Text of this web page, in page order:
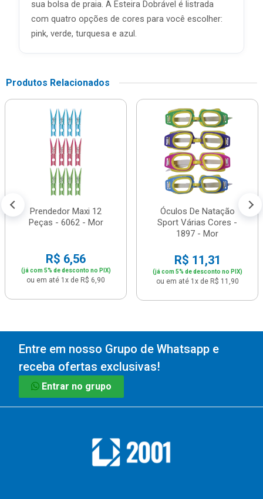
sua bolsa de praia. A Esteira Dobrável é listrada
com quatro opções de cores para você escolher:
pink, verde, turquesa e azul.
Produtos Relacionados
Prendedor Maxi 12
Peças - 6062 - Mor
R$ 6,56
(já com 5% de desconto no PIX)
ou em até 1x de R$ 6,90
Óculos De Natação
Sport Várias Cores -
1897 - Mor
R$ 11,31
(já com 5% de desconto no PIX)
ou em até 1x de R$ 11,90
Entre em nosso Grupo de Whatsapp e
receba ofertas exclusivas!
Entrar no grupo